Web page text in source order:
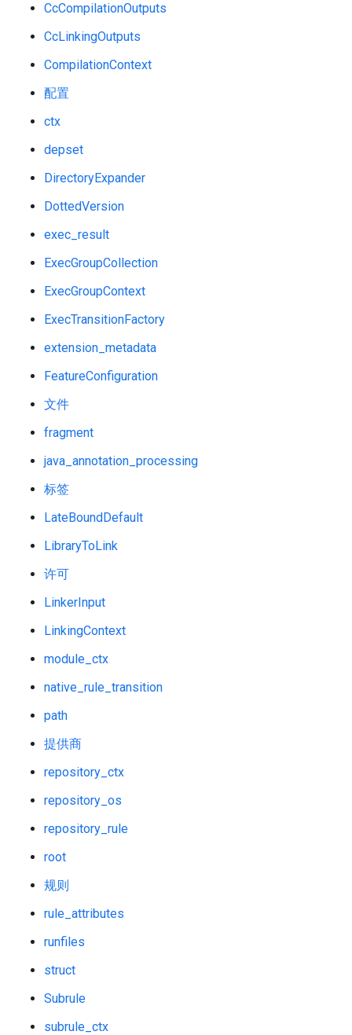
CcCompilationOutputs
CcLinkingOutputs
CompilationContext
配置
ctx
depset
DirectoryExpander
DottedVersion
exec_result
ExecGroupCollection
ExecGroupContext
ExecTransitionFactory
extension_metadata
FeatureConfiguration
文件
fragment
java_annotation_processing
标签
LateBoundDefault
LibraryToLink
许可
LinkerInput
LinkingContext
module_ctx
native_rule_transition
path
提供商
repository_ctx
repository_os
repository_rule
root
规则
rule_attributes
runfiles
struct
Subrule
subrule_ctx